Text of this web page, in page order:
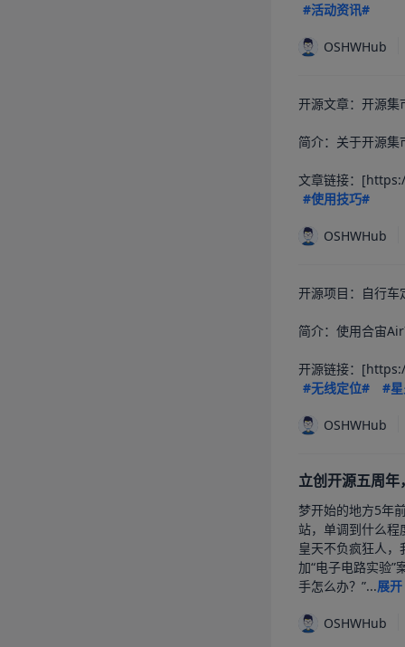
#活动资讯#
OSHWHub
开源文章：开源集
简介：关于开源
文章链接：
#使用技巧#
OSHWHub
开源项目：自行车
简介：使用合宙
开源链接：
#无线定位#
#
OSHWHub
立创开源五周
梦开始的地方5年
站，单调到什么
皇天不负疯狂人
加“电子电路实验”
手怎么办？”...展开
OSHWHub